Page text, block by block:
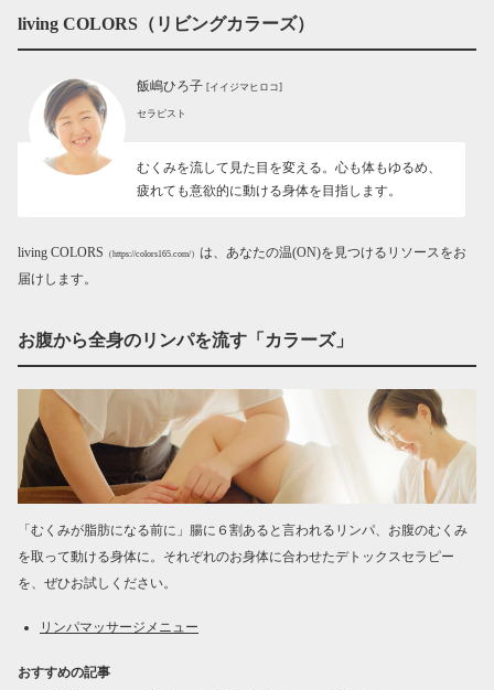
living COLORS（リビングカラーズ）
飯嶋ひろ子 [イイジマヒロコ]
セラピスト
むくみを流して見た目を変える。心も体もゆるめ、
疲れても意欲的に動ける身体を目指します。
living COLORS （https://colors165.com/） は、あなたの温(ON)を見つけるリソースをお
届けします。
お腹から全身のリンパを流す「カラーズ」
「むくみが脂肪になる前に」腸に６割あると言われるリンパ、お腹のむくみ
を取って動ける身体に。それぞれのお身体に合わせたデトックスセラピー
を、ぜひお試しください。
リンパマッサージメニュー
おすすめの記事